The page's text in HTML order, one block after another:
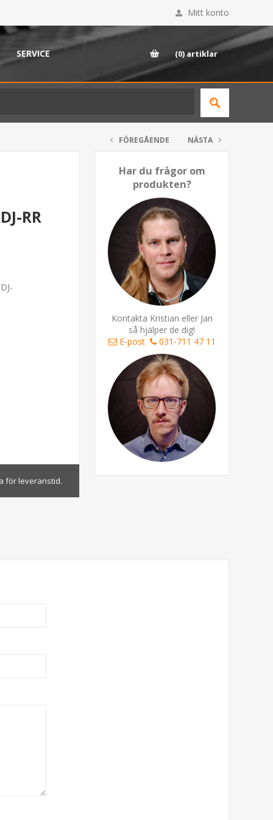
Mitt konto
SERVICE (0) artiklar
FÖREGÅENDE NÄSTA
Har du frågor om
produkten?
Kontakta Kristian eller Jan
så hjälper de dig!
E-post
031-711 47 11
RR
för leveranstid.